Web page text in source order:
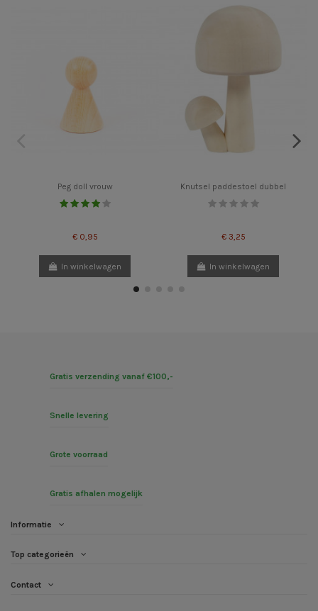
Peg doll vrouw
€ 0,95
In winkelwagen
Knutsel paddestoel dubbel
€ 3,25
In winkelwagen
Gratis verzending vanaf €100,-
Snelle levering
Grote voorraad
Gratis afhalen mogelijk
Informatie
Top categorieën
Contact